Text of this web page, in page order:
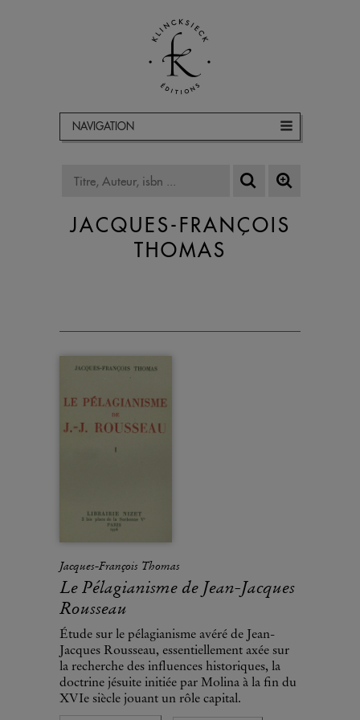
NAVIGATION
JACQUES-FRANÇOIS
THOMAS
Jacques-François Thomas
Le Pélagianisme de Jean-Jacques
Rousseau
Étude sur le pélagianisme avéré de Jean-
Jacques Rousseau, essentiellement axée sur
la recherche des influences historiques, la
doctrine jésuite initiée par Molina à la fin du
XVIe siècle jouant un rôle capital.